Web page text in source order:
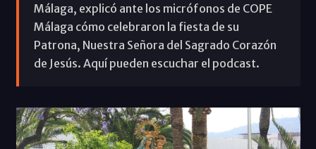
Málaga, explicó ante los micrófonos de COPE
Málaga cómo celebraron la fiesta de su
Patrona, Nuestra Señora del Sagrado Corazón
de Jesús. Aquí pueden escuchar el podcast.